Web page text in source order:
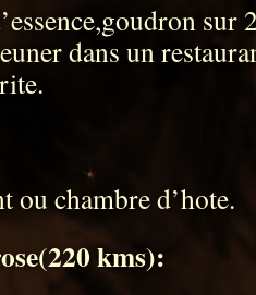
sur
dans un
ou chambre d’hote.
kms):